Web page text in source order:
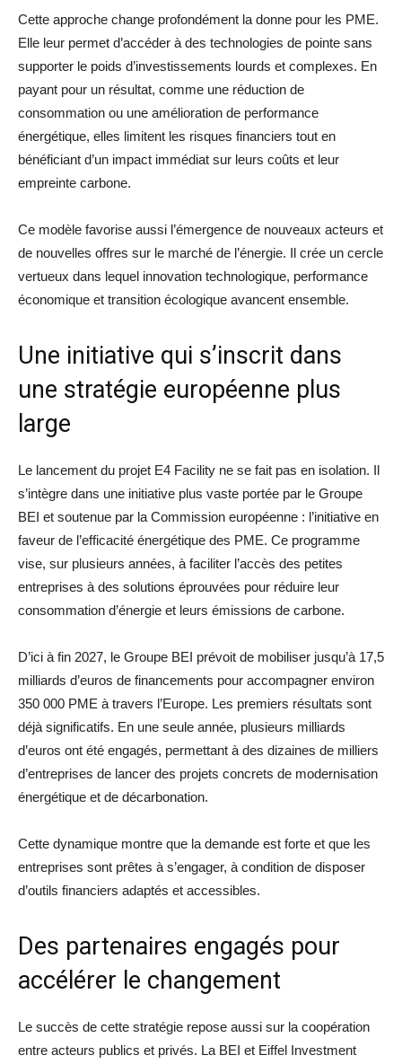
Cette approche change profondément la donne pour les PME.
Elle leur permet d’accéder à des technologies de pointe sans
supporter le poids d’investissements lourds et complexes. En
payant pour un résultat, comme une réduction de
consommation ou une amélioration de performance
énergétique, elles limitent les risques financiers tout en
bénéficiant d’un impact immédiat sur leurs coûts et leur
empreinte carbone.
Ce modèle favorise aussi l’émergence de nouveaux acteurs et
de nouvelles offres sur le marché de l’énergie. Il crée un cercle
vertueux dans lequel innovation technologique, performance
économique et transition écologique avancent ensemble.
Une initiative qui s’inscrit dans
une stratégie européenne plus
large
Le lancement du projet E4 Facility ne se fait pas en isolation. Il
s’intègre dans une initiative plus vaste portée par le Groupe
BEI et soutenue par la Commission européenne : l’initiative en
faveur de l’efficacité énergétique des PME. Ce programme
vise, sur plusieurs années, à faciliter l’accès des petites
entreprises à des solutions éprouvées pour réduire leur
consommation d’énergie et leurs émissions de carbone.
D’ici à fin 2027, le Groupe BEI prévoit de mobiliser jusqu’à 17,5
milliards d’euros de financements pour accompagner environ
350 000 PME à travers l’Europe. Les premiers résultats sont
déjà significatifs. En une seule année, plusieurs milliards
d’euros ont été engagés, permettant à des dizaines de milliers
d’entreprises de lancer des projets concrets de modernisation
énergétique et de décarbonation.
Cette dynamique montre que la demande est forte et que les
entreprises sont prêtes à s’engager, à condition de disposer
d’outils financiers adaptés et accessibles.
Des partenaires engagés pour
accélérer le changement
Le succès de cette stratégie repose aussi sur la coopération
entre acteurs publics et privés. La BEI et Eiffel Investment